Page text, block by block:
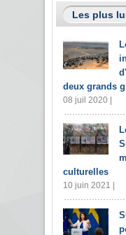
Les plus
deux grands
08 juil 2020 |
culturelles
10 juin 2021 |